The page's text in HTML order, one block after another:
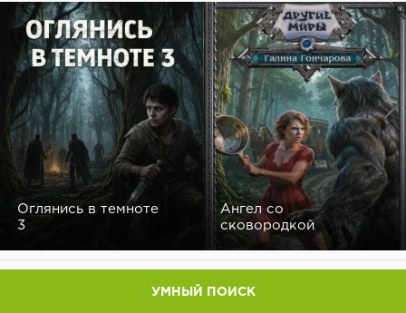
Оглянись в темноте
3
Ангел со
сковородкой
УМНЫЙ ПОИСК